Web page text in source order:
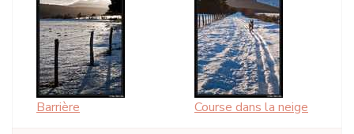
Barrière Course dans la neige